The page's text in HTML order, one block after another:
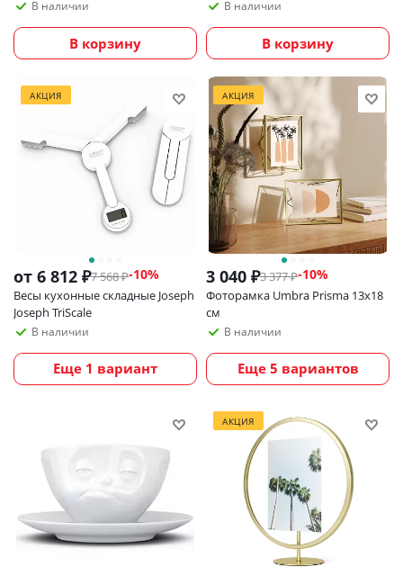
В наличии
В корзину
В наличии
В корзину
АКЦИЯ
от 6 812 ₽7 568 ₽-10%
Весы кухонные складные Joseph
Joseph TriScale
В наличии
Еще 1 вариант
АКЦИЯ
3 040 ₽3 377₽-10%
Фоторамка Umbra Prisma 13х18
см
В наличии
Еще 5 вариантов
АКЦИЯ